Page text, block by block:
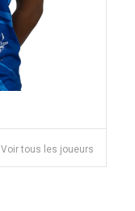
Voir tous les joueurs